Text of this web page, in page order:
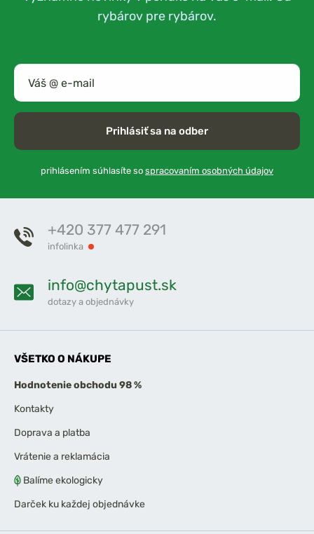
rybárov pre rybárov.
Prihlásiť sa na odber
prihlásením súhlasíte so spracovaním osobných údajov
+420 377 477 291
infolinka
info@chytapust.sk
dotazy a objednávky
VŠETKO O NÁKUPE
Hodnotenie obchodu 98 %
Kontakty
Doprava a platba
Vrátenie a reklamácia
Balíme ekologicky
Darček ku každej objednávke